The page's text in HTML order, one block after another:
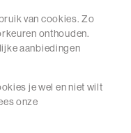
van cookies. Zo
onthouden.
aanbiedingen
je wel en niet wilt
onze